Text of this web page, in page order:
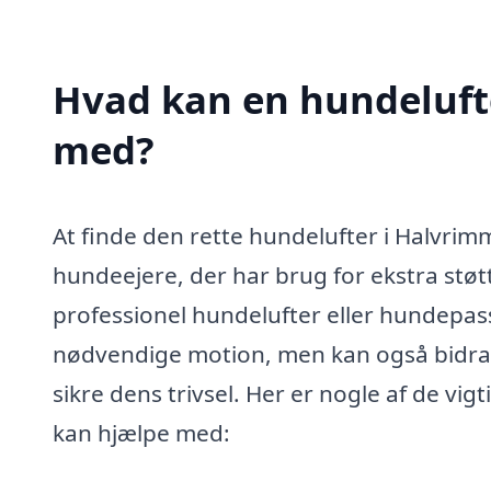
Hvad kan en
med?
At finde den rette hundelufter i
hundeejere, der har brug for ekstra
professionel hundelufter eller
nødvendige motion, men kan også
sikre dens trivsel. Her er nogle af de
kan hjælpe med: